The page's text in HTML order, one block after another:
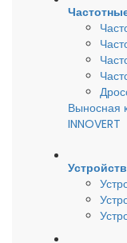
Выносная
INNOVERT